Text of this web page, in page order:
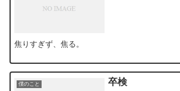
焦りすぎず、焦る。
僕のこと 卒検